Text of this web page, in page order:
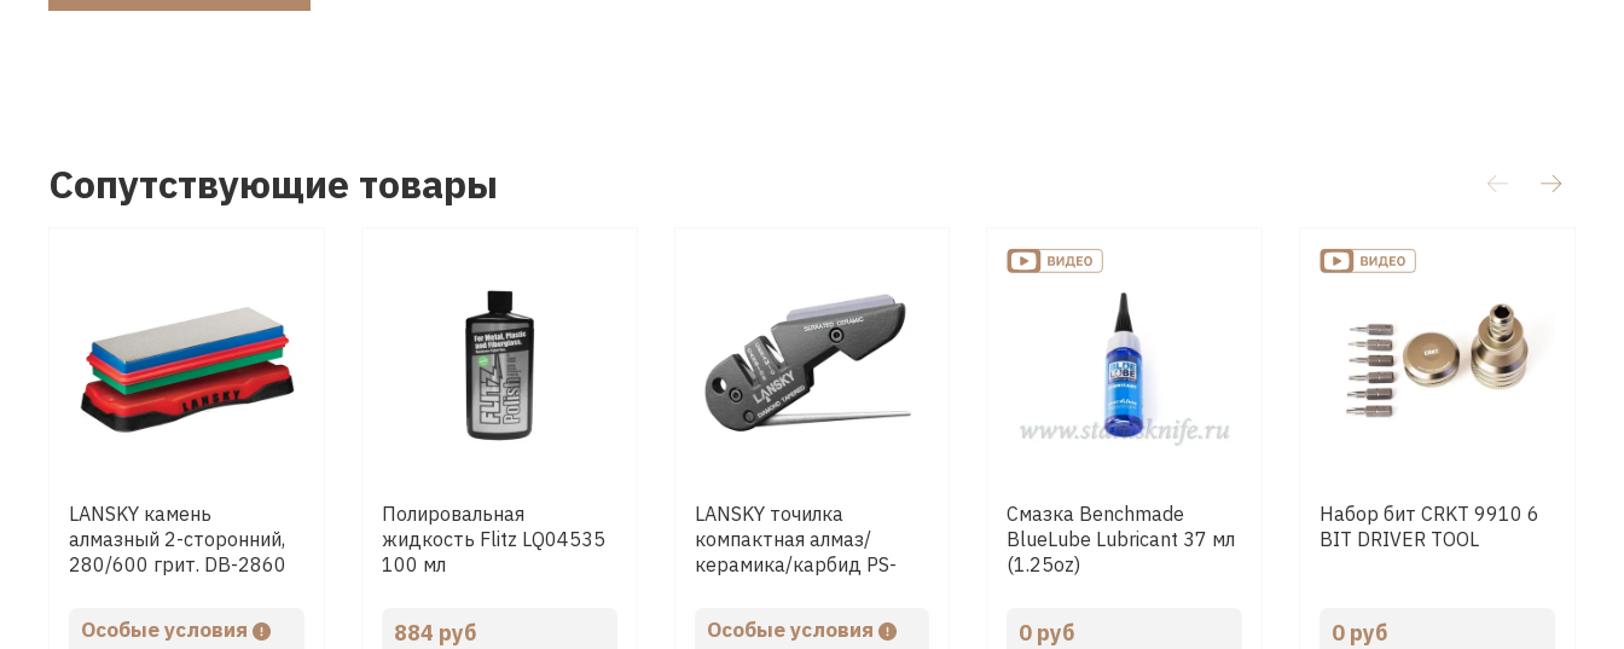
Сопутствующие товары
LANSKY камень
алмазный 2-сторонний,
280/600 грит. DB-2860
Особые условия
Полировальная
жидкость Flitz LQ04535
100 мл
884 руб
LANSKY точилка
компактная алмаз/
керамика/карбид PS-
Особые условия
Смазка Benchmade
BlueLube Lubricant 37 мл
(1.25oz)
0 руб
Набор бит CRKT 9910 6
BIT DRIVER TOOL
0 руб